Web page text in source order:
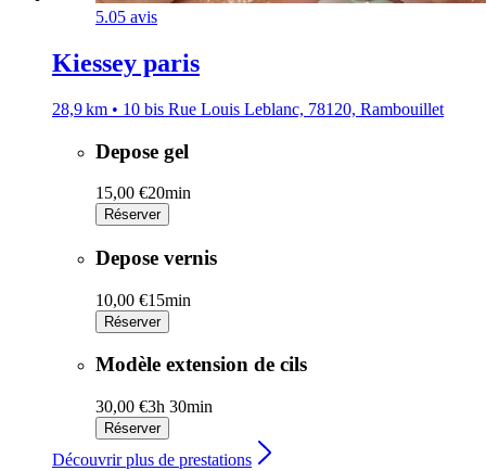
5.05 avis
Kiessey paris
28,9 km • 10 bis Rue Louis Leblanc, 78120, Rambouillet
Depose gel
15,00 €20min
Réserver
Depose vernis
10,00 €15min
Réserver
Modèle extension de cils
30,00 €3h 30min
Réserver
Découvrir plus de prestations